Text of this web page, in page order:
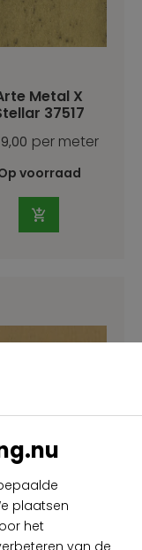
plaatsen
het
van de
Metal X
37517
per meter
voorraad
Amazone 2
23504
per meter
Op voorraad